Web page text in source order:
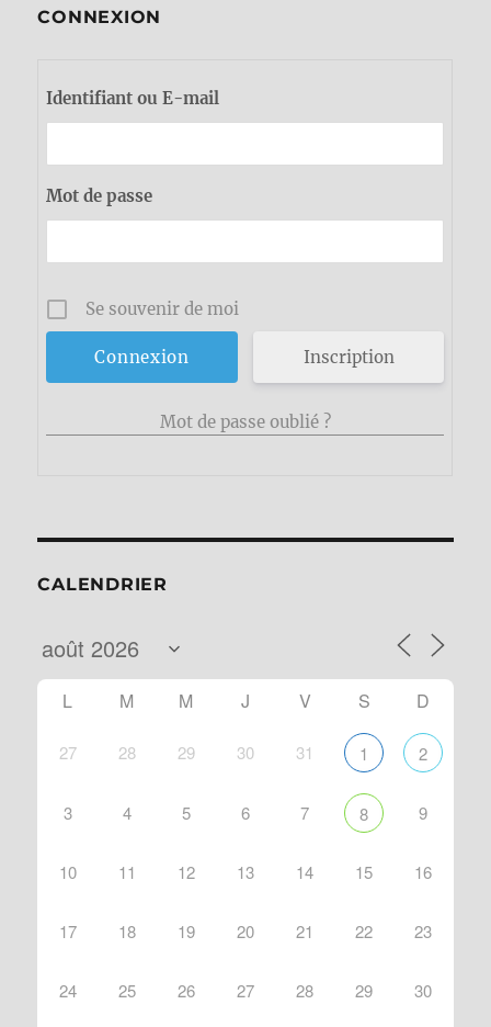
CONNEXION
Identifiant ou E-mail
Mot de passe
Se souvenir de moi
Inscription
Mot de passe oublié ?
CALENDRIER
L M M J V S D
27 28 29 30 31 1 2
3 4 5 6 7 8 9
10 11 12 13 14 15 16
17 18 19 20 21 22 23
24 25 26 27 28 29 30